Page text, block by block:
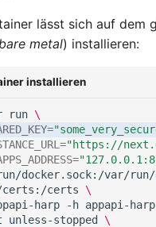
August
Mai 2018
April 2018
lässt sich auf dem
metal) installieren:
installieren
run \
=
="https://
=
docker.sock:/var/run/
certs:/certs
\
harp -h appapi-harp
unless-stopped \